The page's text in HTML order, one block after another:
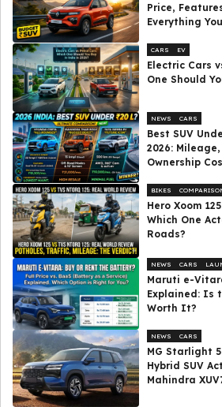
Price,
Everything
CARS EV
Electric Cars
One Should
NEWS CARS
Best SUV
2026:
Ownership
BIKES
Hero Xoom
Which One
Roads?
NEWS CARS
Maruti e-
Explained: Is
Worth It?
NEWS CARS
MG Starlight
Hybrid SUV
Mahindra